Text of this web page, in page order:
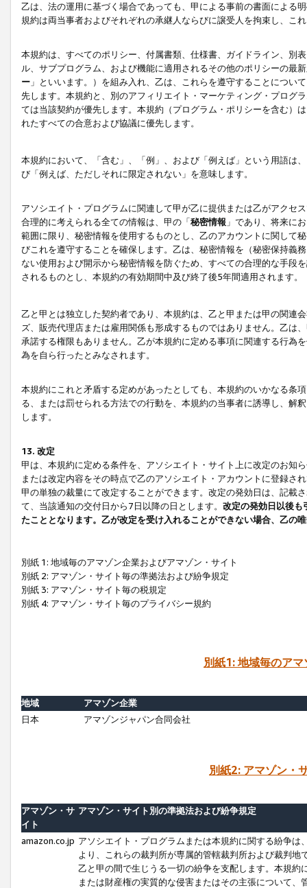
乙は、法の運用に基づく場合であっても、甲による事前の書面による
規約は両当事者およびそれぞれの承継人ならびに譲受人を拘束し、こ
本規約は、すべてのポリシー、付属書類、仕様書、ガイドライン、別
ル、サブプログラム、および機能に適用されるその他のポリシーの最
ー 」といいます。）を組み入れ、乙は、これらを遵守することにつ
先します。本規約と、別のアフィリエイト・マーケティング・プログ
ては当該契約が優先します。本規約（プログラム・ポリシーを含む）
れたすべての合意および協議に優先します。
本規約において、「含む」、「例」、および「例えば」という用語は
び「例えば、ただしそれに限定されない」を意味します。
アソシエイト・プログラムに関連して甲が乙に提供または乙がアクセ
合理的に考えられる全ての情報は、甲の「秘密情報 」であり、将来に
範囲に限り、秘密情報を使用するものとし、乙のアカウントに関して
びこれを遵守することを確保します。乙は、秘密情報を（秘密保持義
ない使用および開示から秘密情報を防ぐため、すべての合理的な手段
されるものとし、本規約の有効期間中及び終了後5年間適用されます。
乙と甲とは独立した契約者であり、本規約は、乙と甲または甲の関連
ズ、販売代理店または雇用関係も形成するものではありません。乙は
承諾する権限もありません。乙が本規約に定める事項に関連する行為
為を自ら行ったとみなされます。
本規約にこれと矛盾する定めがあったとしても、本規約のいかなる条
る、または罰せられる方法での行動を、本規約の当事者に誘導し、解
します。
13. 改定
甲は、本規約に定める条件を、アソシエイト・サイト上に改定のお知
または改定内容をその時点で乙のアソシエイト・アカウントに登録さ
甲の単独の裁量にて改定することができます。改定の発効日は、記載
て、当該通知の交付日から7日以降の日とします。 改定の発効日以後も
たこととなります。乙が改定を受け入れることができない場合、乙の
別紙 1: 地域毎のアマゾン企業およびアマゾン・サイト
別紙 2: アマゾン・サイト毎の準拠法および紛争規定
別紙 3: アマゾン・サイト毎の税規定
別紙 4: アマゾン・サイト毎のプライバシー規約
別紙1: 地域毎のア
地域
アマゾン企業
日本
アマゾンジャパン合同会社
別紙2: アマゾン・
アマゾン・サ
イト
アマゾン・サイト別の準拠法および紛争規定
amazon.co.jp アソシエイト・プログラムまたは本規約に関する紛争
より、これらの裁判所が専属的管轄裁判所および裁判
乙と甲の間で生じうる一切の紛争を支配します。本規
または財産権の実質的な侵害またはその主張について